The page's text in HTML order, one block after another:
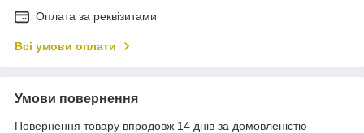
Оплата за реквізитами
Всі умови оплати
Умови повернення
Повернення товару впродовж 14 днів за домовленістю